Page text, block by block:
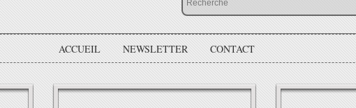
ACCUEIL NEWSLETTER CONTACT